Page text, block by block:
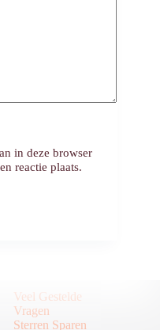
in deze browser
reactie plaats.
Veel Gestelde
Vragen
Sterren Sparen